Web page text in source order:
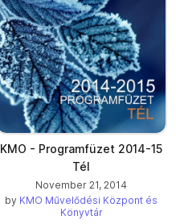
KMO - Programfüzet 2014-15
Tél
November 21, 2014
by KMO Művelődési Központ és
Könyvtár